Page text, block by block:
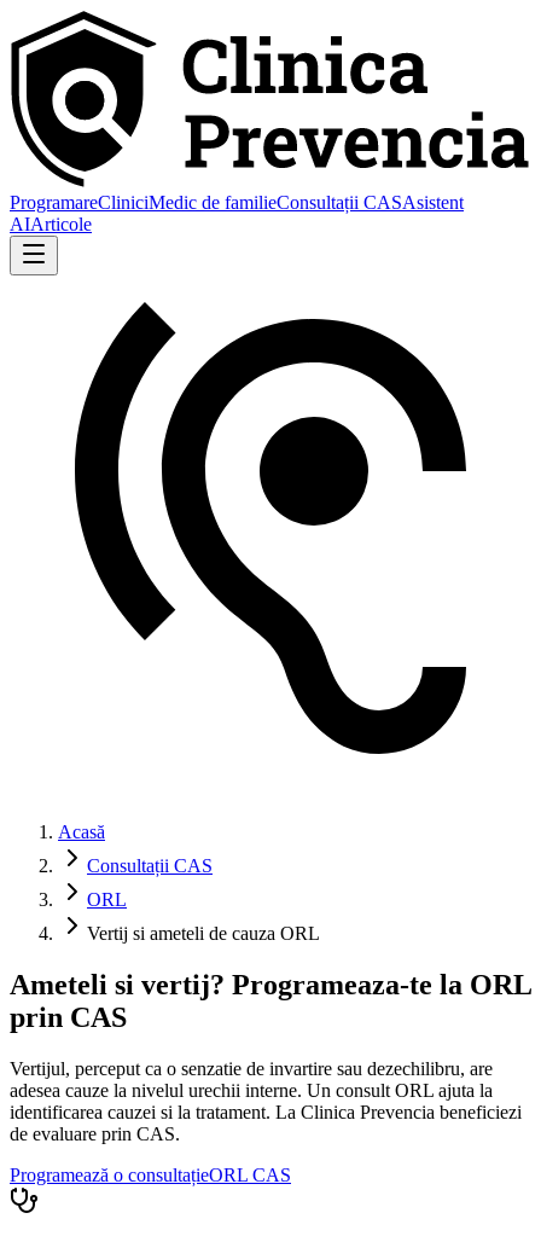
ProgramareCliniciMedic de familieConsultații CASAsistent
AIArticole
Acasă
Consultații CAS
ORL
Vertij si ameteli de cauza ORL
Ameteli si vertij? Programeaza-te la ORL
prin CAS
Vertijul, perceput ca o senzatie de invartire sau dezechilibru, are
adesea cauze la nivelul urechii interne. Un consult ORL ajuta la
identificarea cauzei si la tratament. La Clinica Prevencia beneficiezi
de evaluare prin CAS.
Programează o consultațieORL CAS